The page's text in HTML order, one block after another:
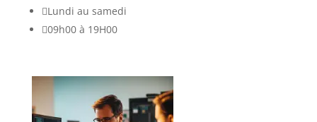
Lundi au samedi
09h00 à 19H00